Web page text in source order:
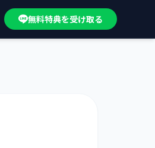
無料特典を受け取る